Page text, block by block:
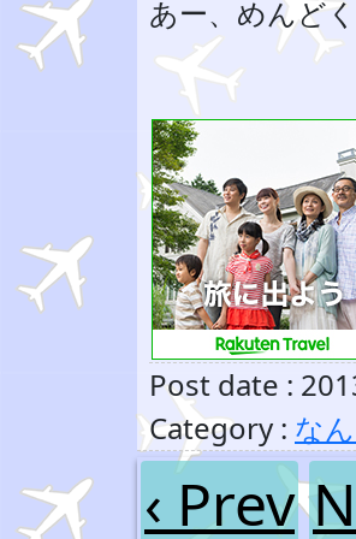
あー、めんど
Post date :
Category : な
‹ Prev